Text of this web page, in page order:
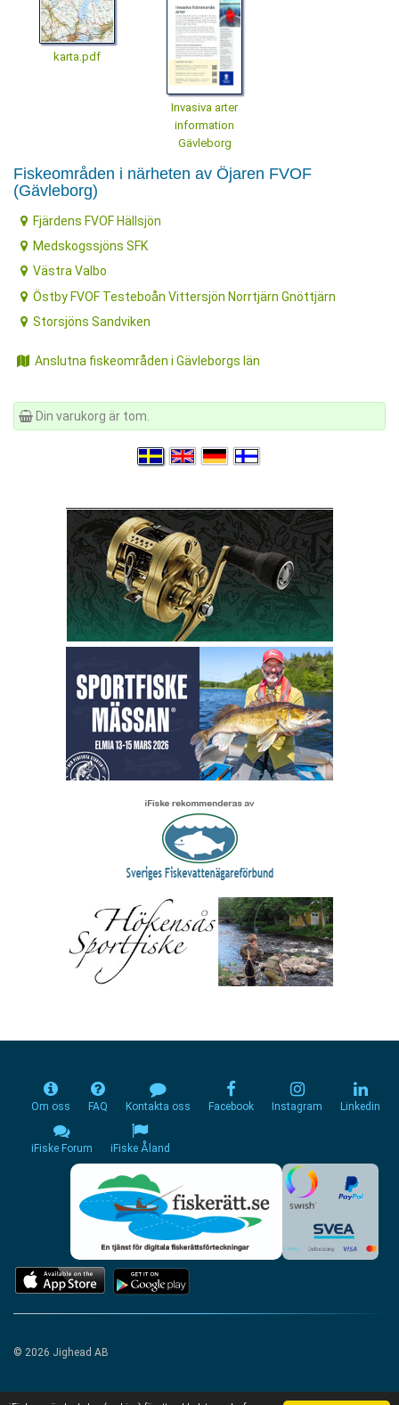
karta.pdf
Invasiva arter
information
Gävleborg
Fiskeområden i närheten av Öjaren FVOF
(Gävleborg)
Fjärdens FVOF Hällsjön
Medskogssjöns SFK
Västra Valbo
Östby FVOF Testeboån Vittersjön Norrtjärn Gnöttjärn
Storsjöns Sandviken
Anslutna fiskeområden i Gävleborgs län
Din varukorg är tom.
Om oss FAQ Kontakta oss Facebook Instagram Linkedin
iFiske Forum iFiske Åland
© 2026 Jighead AB